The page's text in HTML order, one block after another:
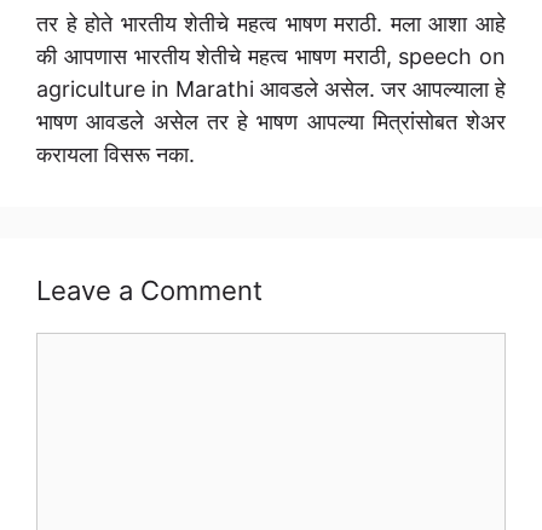
तर हे होते भारतीय शेतीचे महत्व भाषण मराठी. मला आशा आहे
की आपणास भारतीय शेतीचे महत्व भाषण मराठी, speech on
agriculture in Marathi आवडले असेल. जर आपल्याला हे
भाषण आवडले असेल तर हे भाषण आपल्या मित्रांसोबत शेअर
करायला विसरू नका.
Leave a Comment